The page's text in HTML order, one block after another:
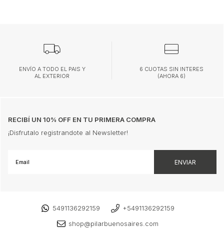
ENVÍO A TODO EL PAIS Y
AL EXTERIOR
6 CUOTAS SIN INTERES
(AHORA 6)
RECIBÍ UN 10% OFF EN TU PRIMERA COMPRA
¡Disfrutalo registrandote al Newsletter!
5491136292159
+5491136292159
shop@pilarbuenosaires.com